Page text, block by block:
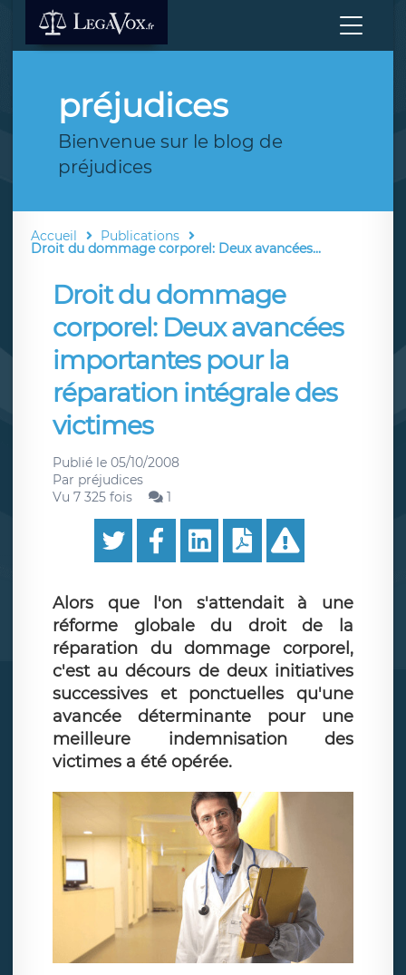
préjudices
Bienvenue sur le blog de
préjudices
Accueil Publications
Droit du dommage corporel: Deux avancées...
Droit du dommage
corporel: Deux avancées
importantes pour la
réparation intégrale des
victimes
Publié le 05/10/2008
Par préjudices
Vu 7 325 fois
1
Alors que l'on s'attendait à une
réforme globale du droit de la
réparation du dommage corporel,
c'est au décours de deux initiatives
successives et ponctuelles qu'une
avancée déterminante pour une
meilleure indemnisation des
victimes a été opérée.